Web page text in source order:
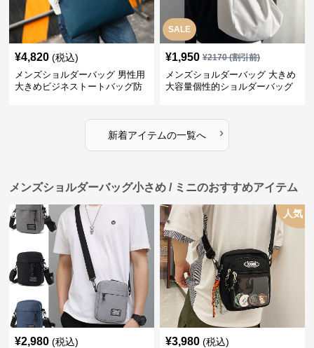
¥4,820 (税込)
メンズショルダーバッグ 男性用
大きめビジネストートバッグ防
SALE
¥1,950 ¥2170(割引前)
メンズショルダーバッグ 大きめ
大容量個性的ショルダーバッグ
新着アイテムの一覧へ ›
メンズショルダーバッグ小さめ / ミニのおすすめアイテム
¥2,980 (税込)
人気
¥3,980 (税込)